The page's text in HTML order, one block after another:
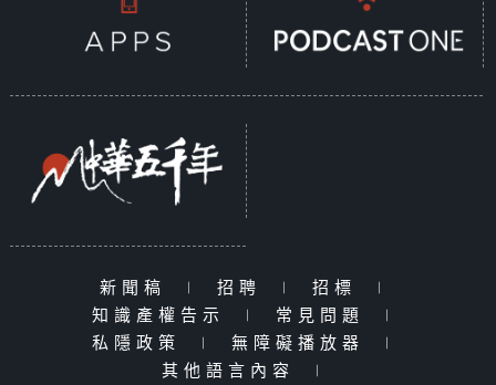
新聞稿 | 招聘 | 招標
|
知識產權告示
| 常見問題
|
私隱政策
| 無障礙播放器
|
其他語言內容
|